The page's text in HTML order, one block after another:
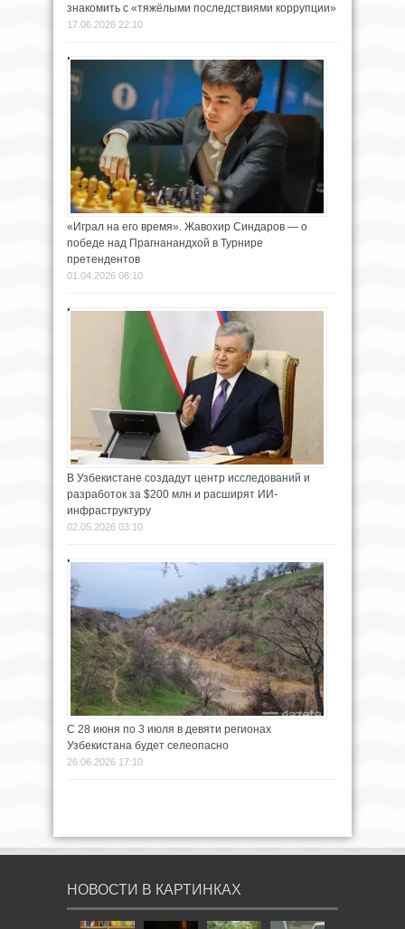
знакомить с «тяжёлыми последствиями коррупции»
17.06.2026 22:10
«Играл на его время». Жавохир Синдаров — о
победе над Прагнанандхой в Турнире
претендентов
01.04.2026 08:10
В Узбекистане создадут центр исследований и
разработок за $200 млн и расширят ИИ-
инфраструктуру
02.05.2026 03:10
С 28 июня по 3 июля в девяти регионах
Узбекистана будет селеопасно
26.06.2026 17:10
НОВОСТИ В КАРТИНКАХ